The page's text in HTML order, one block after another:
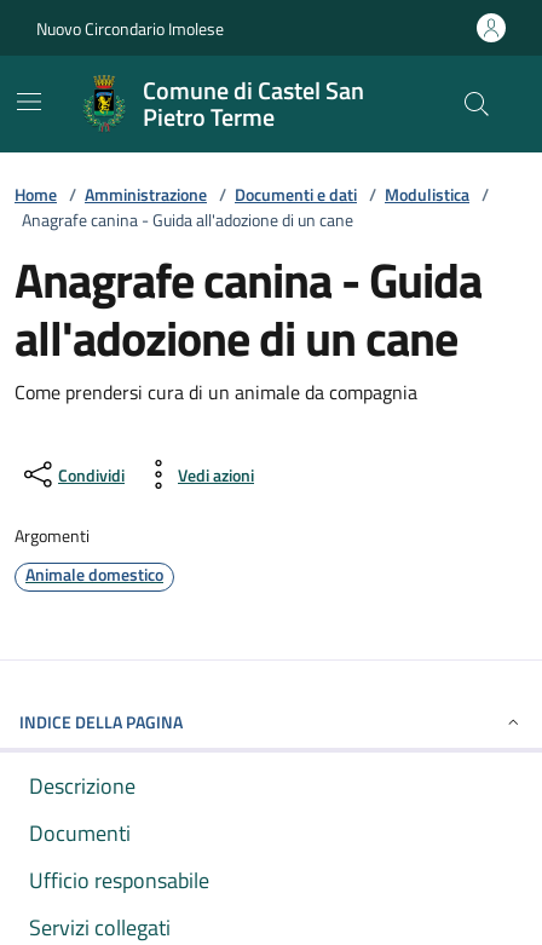
Nuovo Circondario Imolese
Comune di Castel San
Pietro Terme
Home / Amministrazione / Documenti e dati / Modulistica /
Anagrafe canina - Guida all'adozione di un cane
Anagrafe canina - Guida
all'adozione di un cane
Come prendersi cura di un animale da compagnia
Condividi Vedi azioni
Argomenti
Animale domestico
INDICE DELLA PAGINA
Descrizione
Documenti
Ufficio responsabile
Servizi collegati